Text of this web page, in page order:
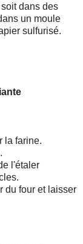
dans des
un moule
sulfurisé.
la farine.
l'étaler
du four et laisser